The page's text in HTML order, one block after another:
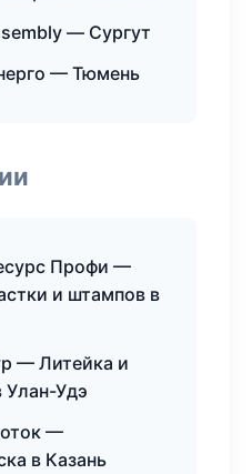
— Сургут
— Тюмень
Профи —
и штампов в
— Литейка и
Улан-Удэ
—
в Казань